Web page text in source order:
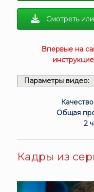
Смотреть
Впервые на
Параметры видео:
Общая
2
Кадры из